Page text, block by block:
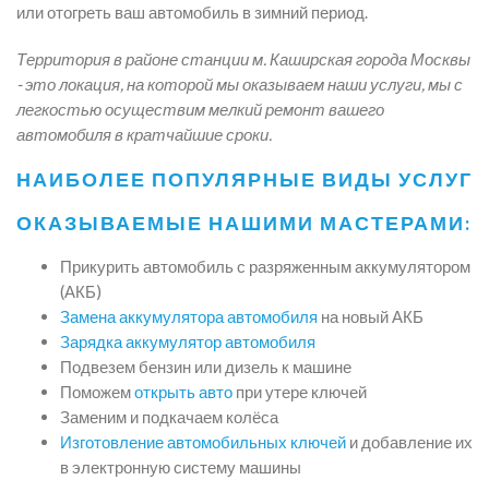
или отогреть ваш автомобиль в зимний период.
Территория в районе станции м. Каширская города Москвы
- это локация, на которой мы оказываем наши услуги, мы с
легкостью осуществим мелкий ремонт вашего
автомобиля в кратчайшие сроки.
НАИБОЛЕЕ ПОПУЛЯРНЫЕ ВИДЫ УСЛУГ
ОКАЗЫВАЕМЫЕ НАШИМИ МАСТЕРАМИ:
Прикурить автомобиль с разряженным аккумулятором
(АКБ)
Замена аккумулятора автомобиля на новый АКБ
Зарядка аккумулятор автомобиля
Подвезем бензин или дизель к машине
Поможемоткрыть авто при утере ключей
Заменим и подкачаем колёса
Изготовление автомобильных ключей и добавление их
в электронную систему машины